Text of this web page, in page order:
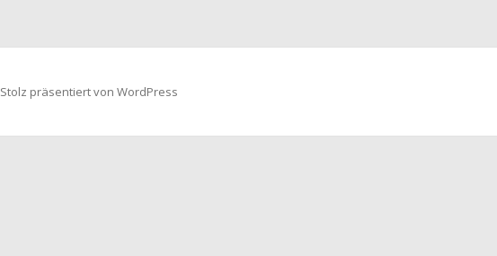
Stolz präsentiert von WordPress